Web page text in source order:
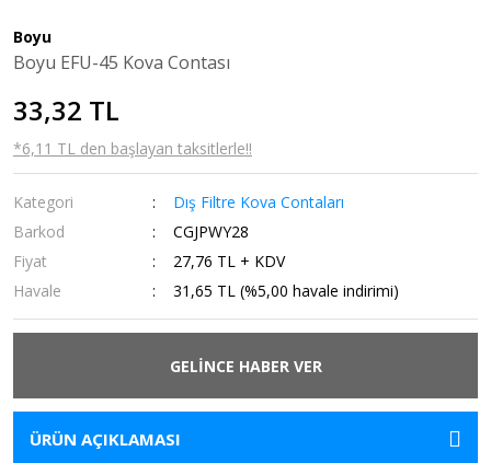
Boyu
Boyu EFU-45 Kova Contası
33,32 TL
*6,11 TL den başlayan taksitlerle!!
Kategori
Dış Filtre Kova Contaları
Barkod
CGJPWY28
Fiyat
27,76 TL + KDV
Havale
31,65 TL (%5,00 havale indirimi)
GELİNCE HABER VER
ÜRÜN AÇIKLAMASI